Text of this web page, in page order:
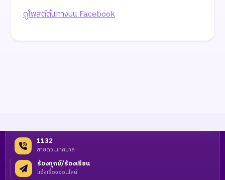
ดูโพสต์ต้นทางบน Facebook
1132
สายด่วนเทศบาล
ร้องทุกข์/ร้องเรียน
แจ้งเรื่องออนไลน์